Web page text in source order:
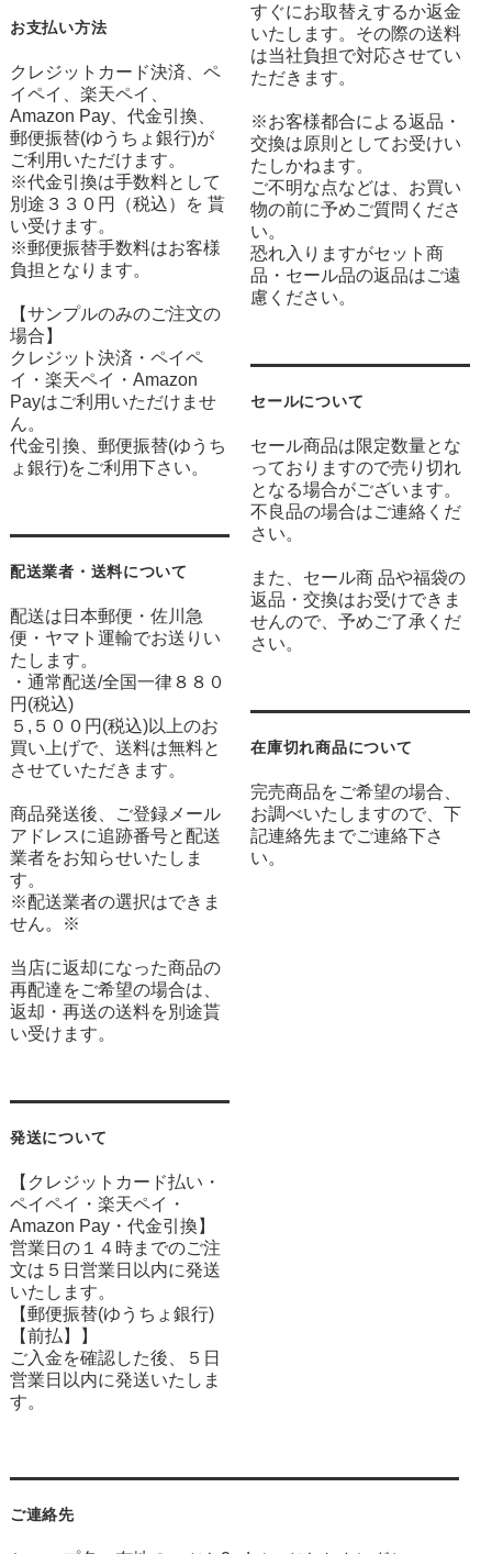
お支払い方法
クレジットカード決済、ペ
イペイ、楽天ペイ、
Amazon Pay、代金引換、
郵便振替(ゆうちょ銀行)が
ご利用いただけます。
※代金引換は手数料として
別途３３０円（税込）を 貰
い受けます。
※郵便振替手数料はお客様
負担となります。
【サンプルのみのご注文の
場合】
クレジット決済・ペイペ
イ・楽天ペイ・Amazon
Payはご利用いただけませ
ん。
代金引換、郵便振替(ゆうち
ょ銀行)をご利用下さい。
配送業者・送料について
配送は日本郵便・佐川急
便・ヤマト運輸でお送りい
たします。
・通常配送/全国一律８８０
円(税込)
５,５００円(税込)以上のお
買い上げで、送料は無料と
させていただきます。
商品発送後、ご登録メール
アドレスに追跡番号と配送
業者をお知らせいたしま
す。
※配送業者の選択はできま
せん。※
当店に返却になった商品の
再配達をご希望の場合は、
返却・再送の送料を別途貰
い受けます。
発送について
【クレジットカード払い・
ペイペイ・楽天ペイ・
Amazon Pay・ 代金引換】
営業日の１４時までのご注
文は５日営業日以内に発送
いたします。
【郵便振替(ゆうちょ銀行)
【前払】】
ご入金を確認した後、５日
営業日以内に発送いたしま
す。
すぐにお取替えするか返金
いたします。その際の送料
は当社負担で対応させてい
ただきます。
※お客様都合による返品・
交換は原則としてお受けい
たしかねます。
ご不明な点などは、お買い
物の前に予めご質問くださ
い。
恐れ入りますがセット商
品・セール品の返品はご遠
慮ください。
セールについて
セール商品は限定数量とな
っておりますので売り切れ
となる場合がございます。
不良品の場合はご連絡くだ
さい。
また、セール商 品や福袋の
返品・交換はお受けできま
せんので、予めご了承くだ
さい。
在庫切れ商品について
完売商品をご希望の場合、
お調べいたしますので、下
記連絡先までご連絡下さ
い。
ご連絡先